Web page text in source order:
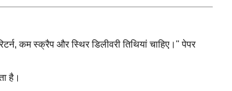
कम स्क्रैप और स्थिर डिलीवरी तिथियां चाहिए।" पेपर
है।